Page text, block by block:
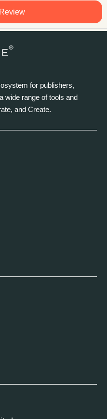
for publishers,
wide range of tools and
and Create.